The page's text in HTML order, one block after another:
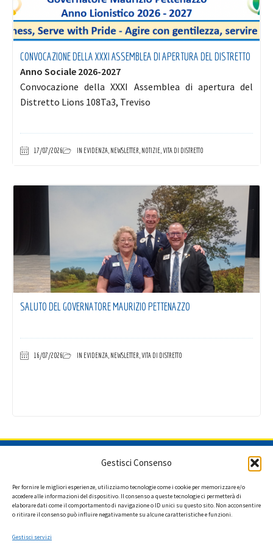
Gestisci Consenso
Per fornire le migliori esperienze, utilizziamo tecnologie come i cookie per memorizzare e/o
accedere alle informazioni del dispositivo. Il consenso a queste tecnologie ci permetterà di
elaborare dati come il comportamento di navigazione o ID unici su questo sito. Non acconsentire
o ritirare il consenso può influire negativamente su alcune caratteristiche e funzioni.
Gestisci servizi
CONVOCAZIONE DELLA XXXI ASSEMBLEA DI APERTURA DEL DISTRETTO
Anno Sociale 2026-2027
Convocazione della XXXI Assemblea di apertura del
Distretto Lions 108Ta3, Treviso
17/07/2026 IN EVIDENZA, NEWSLETTER NOTIZIE, VITA DI DISTRETTO
SALUTO DEL GOVERNATORE MAURIZIO PETTENAZZO
16/07/2026 IN EVIDENZA, NEWSLETTER VITA DI DISTRETTO
Ho letto l'informativa privacy e acconsento a ricevere via e-mail la
newsletter contenente aggiornamenti su attività, iniziative ed eventi